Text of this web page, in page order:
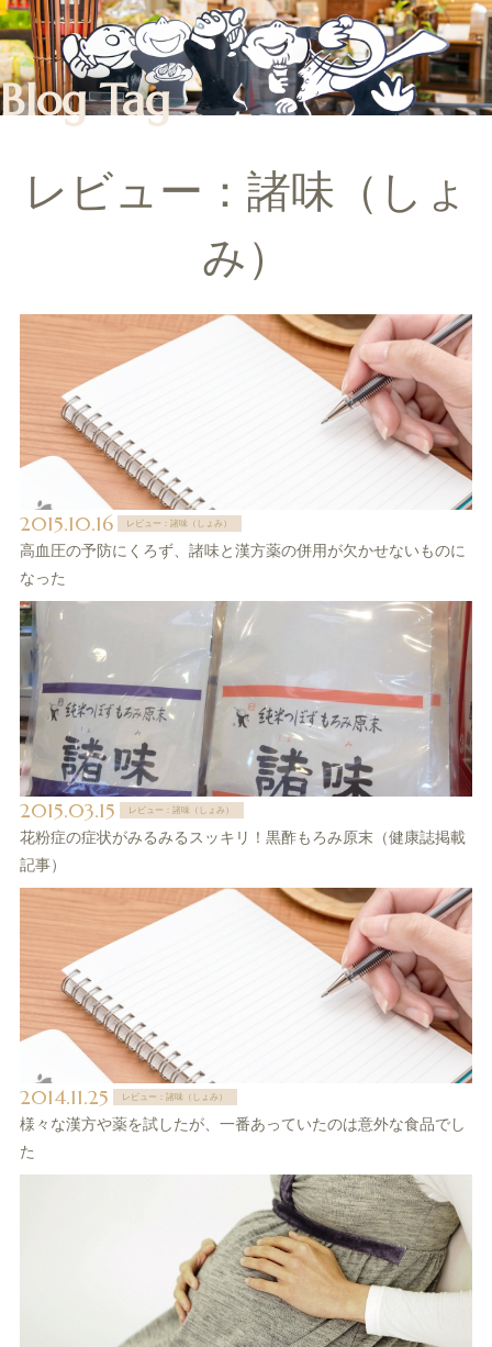
Blog Tag
レビュー：諸味（しょ
み）
2015.10.16 レビュー：諸味（しょみ）
高血圧の予防にくろず、諸味と漢方薬の併用が欠かせないものに
なった
2015.03.15 レビュー：諸味（しょみ）
花粉症の症状がみるみるスッキリ！黒酢もろみ原末（健康誌掲載
記事）
2014.11.25 レビュー：諸味（しょみ）
様々な漢方や薬を試したが、一番あっていたのは意外な食品でし
た